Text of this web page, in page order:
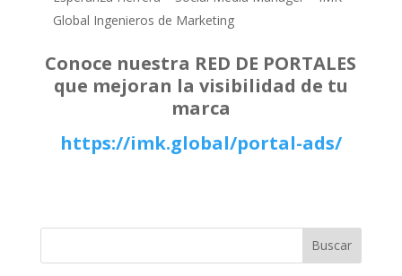
Global Ingenieros de Marketing
Conoce nuestra RED DE PORTALES
que mejoran la visibilidad de tu
marca
https://imk.global/portal-ads/
Buscar